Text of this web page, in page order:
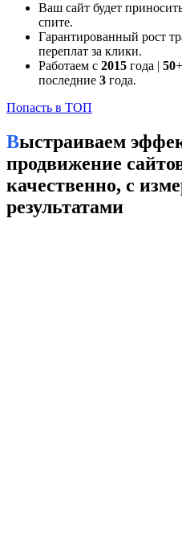
Ваш сайт будет
спите.
Гарантированный рост
переплат за клики.
Работаем с 2015 года | 50
последние 3 года.
Попасть в ТОП
Выстраиваем эффективное SEO-
продвижение
качественно, с
результатами